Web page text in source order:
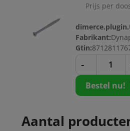
Prijs per
Fabrikant:
Gtin:
-
Bestel nu!
Aantal